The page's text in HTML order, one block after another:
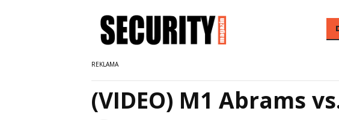
(VIDEO) M1 Abrams